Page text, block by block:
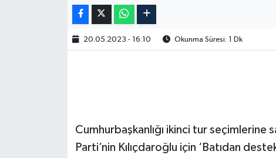
20.05.2023 - 16:10 Okunma Süresi: 1 Dk
Cumhurbaşkanlığı ikinci tur seçimlerine
Parti’nin Kılıçdaroğlu için ‘Batıdan